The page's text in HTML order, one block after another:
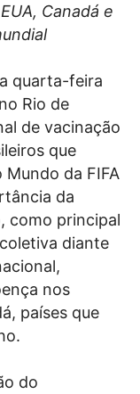
Canadá e
quarta-feira
Rio de
de vacinação
que
da FIFA
da
como principal
diante
nos
países que
do